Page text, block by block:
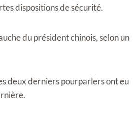
dispositions de sécurité.
du président chinois, selon un
deux derniers pourparlers ont eu